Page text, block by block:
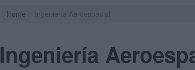
Home
Ingeniería